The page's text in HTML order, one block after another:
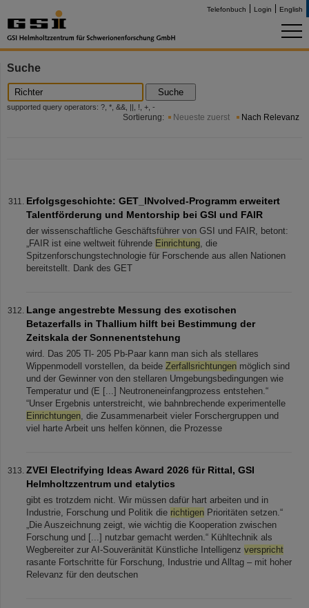
Telefonbuch Login English
Suche
Suche
supported query operators: ?, *, &&, ||, !, +, -
Sortierung: Neueste zuerst Nach Relevanz
Erfolgsgeschichte: GET_INvolved-Programm erweitert
Talentförderung und Mentorship bei GSI und FAIR
der wissenschaftliche Geschäftsführer von GSI und FAIR, betont:
„FAIR ist eine weltweit führende Einrichtung, die
Spitzenforschungstechnologie für Forschende aus allen Nationen
bereitstellt. Dank des GET
Lange angestrebte Messung des exotischen
Betazerfalls in Thallium hilft bei Bestimmung der
Zeitskala der Sonnenentstehung
wird. Das 205 Tl- 205 Pb-Paar kann man sich als stellares
Wippenmodell vorstellen, da beide Zerfallsrichtungen möglich sind
und der Gewinner von den stellaren Umgebungsbedingungen wie
Temperatur und (E [...] Neutroneneinfangprozess entstehen.“
“Unser Ergebnis unterstreicht, wie bahnbrechende experimentelle
Einrichtungen, die Zusammenarbeit vieler Forschergruppen und
viel harte Arbeit uns helfen können, die Prozesse
ZVEI Electrifying Ideas Award 2026 für Rittal, GSI
Helmholtzzentrum und etalytics
gibt es trotzdem nicht. Wir müssen dafür hart arbeiten und in
Industrie, Forschung und Politik die richtigen Prioritäten setzen.“
„Die Auszeichnung zeigt, wie wichtig die Kooperation zwischen
Forschung und [...] nutzbar gemacht werden.“ Kühltechnik als
Wegbereiter zur AI-Souveränität Künstliche Intelligenz verspricht
rasante Fortschritte für Forschung, Industrie und Alltag – mit hoher
Relevanz für den deutschen